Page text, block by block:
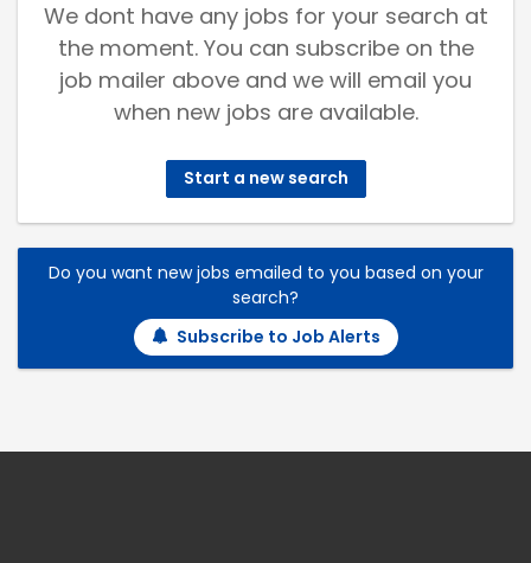
We dont have any jobs for your search at
the moment. You can subscribe on the
job mailer above and we will email you
when new jobs are available.
Start a new search
Do you want new jobs emailed to you based on your
search?
Subscribe to Job Alerts